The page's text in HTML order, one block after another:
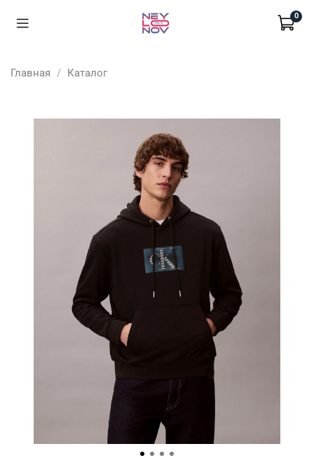
0
Главная Каталог